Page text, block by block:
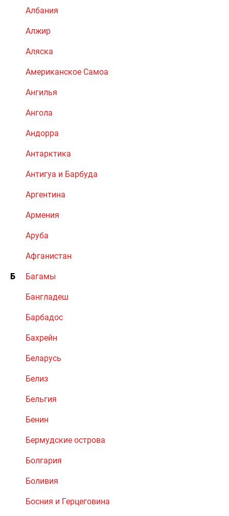
Албания
Алжир
Аляска
Американское Самоа
Ангилья
Ангола
Андорра
Антарктика
Антигуа и Барбуда
Аргентина
Армения
Аруба
Афганистан
Б Багамы
Бангладеш
Барбадос
Бахрейн
Беларусь
Белиз
Бельгия
Бенин
Бермудские острова
Болгария
Боливия
Босния и Герцеговина